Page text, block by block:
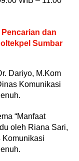
dan
Sumbar
Dariyo, M.Kom
Komunikasi
“Manfaat
oleh Riana Sari,
Komunikasi